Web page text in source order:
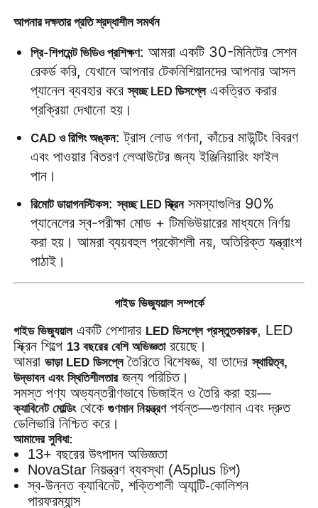
আপনার দক্ষতার প্রতি শ্রদ্ধাশীল সমর্থন
প্রি-শিপমেন্ট ভিডিও প্রশিক্ষণ: আমরা একটি 30-মিনিটের সেশন
রেকর্ড করি, যেখানে আপনার টেকনিশিয়ানদের আপনার আসল
প্যানেল ব্যবহার করে স্বচ্ছ LED ডিসপ্লে একত্রিত করার
প্রক্রিয়া দেখানো হয়।
CAD ও রিগিং অঙ্কন: ট্রাস লোড গণনা, কাঁচের মাউন্টিং বিবরণ
এবং পাওয়ার বিতরণ লেআউটের জন্য ইঞ্জিনিয়ারিং ফাইল
পান।
রিমোট ডায়াগনস্টিকস: স্বচ্ছ LED স্ক্রিন সমস্যাগুলির 90%
প্যানেলের স্ব-পরীক্ষা মোড + টিমভিউয়ারের মাধ্যমে নির্ণয়
করা হয়। আমরা ব্যয়বহুল প্রকৌশলী নয়, অতিরিক্ত যন্ত্রাংশ
পাঠাই।
গাইড ভিজ্যুয়াল সম্পর্কে
গাইড ভিজ্যুয়ালএকটি পেশাদার LED ডিসপ্লে প্রস্তুতকারক, LED
স্ক্রিন শিল্পে 13 বছরের বেশি অভিজ্ঞতারয়েছে।
আমরাভাড়া LED ডিসপ্লেতৈরিতে বিশেষজ্ঞ, যা তাদেরস্থায়িত্ব,
উদ্ভাবন এবং স্থিতিশীলতারজন্য পরিচিত।
সমস্ত পণ্য অভ্যন্তরীণভাবে ডিজাইন ও তৈরি করা হয়—
ক্যাবিনেট মোল্ডিংথেকেগুণমান নিয়ন্ত্রণপর্যন্ত—গুণমান এবং দ্রুত
ডেলিভারি নিশ্চিত করে।
আমাদের সুবিধা:
13+ বছরের উৎপাদন অভিজ্ঞতা
NovaStar নিয়ন্ত্রণ ব্যবস্থা (A5plus চিপ)
স্ব-উন্নত ক্যাবিনেট, শক্তিশালী অ্যান্টি-কোলিশন
পারফরম্যান্স